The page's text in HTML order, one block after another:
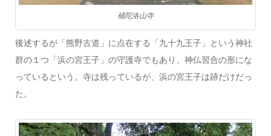
補陀洛山寺
後述するが「熊野古道」に点在する「九十九王子」という神社
群の１つ「浜の宮王子」の守護寺でもあり、神仏習合の形にな
っているという。寺は残っているが、浜の宮王子は跡だけだっ
た。